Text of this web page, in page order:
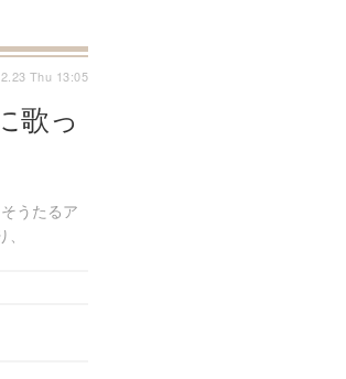
歌っ
うたるア
Thu 13:05